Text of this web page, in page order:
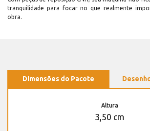
tranquilidade para focar no que realmente
obra.
Dimensões do Pacote
Altura
3,50 cm